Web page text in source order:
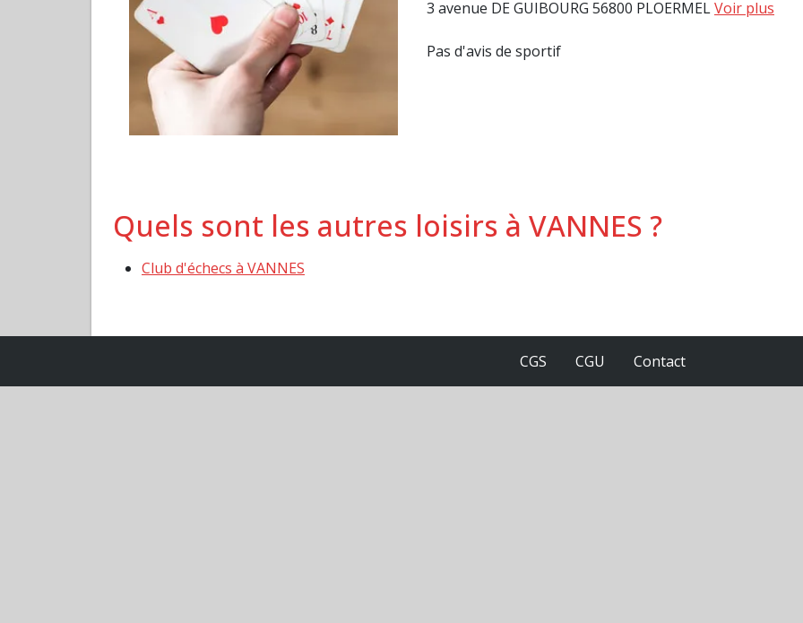
3 avenue DE GUIBOURG 56800 PLOERMELVoir plus
Pas d'avis de sportif
Quels sont les autres loisirs à VANNES ?
Club d'échecs à VANNES
CGS CGU Contact